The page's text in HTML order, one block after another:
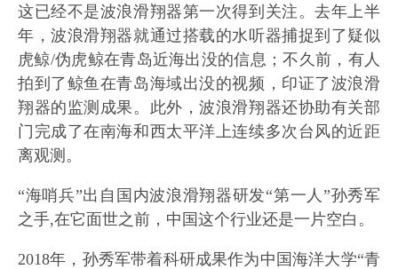
这已经不是波浪滑翔器第一次得到关注。去年上半
年，波浪滑翔器就通过搭载的水听器捕捉到了疑似
虎鲸/伪虎鲸在青岛近海出没的信息；不久前，有人
拍到了鲸鱼在青岛海域出没的视频，印证了波浪滑
翔器的监测成果。此外，波浪滑翔器还协助有关部
门完成了在南海和西太平洋上连续多次台风的近距
离观测。
“海哨兵”出自国内波浪滑翔器研发“第一人”孙秀军
之手,在它面世之前，中国这个行业还是一片空白。
2018年，孙秀军带着科研成果作为中国海洋大学“青